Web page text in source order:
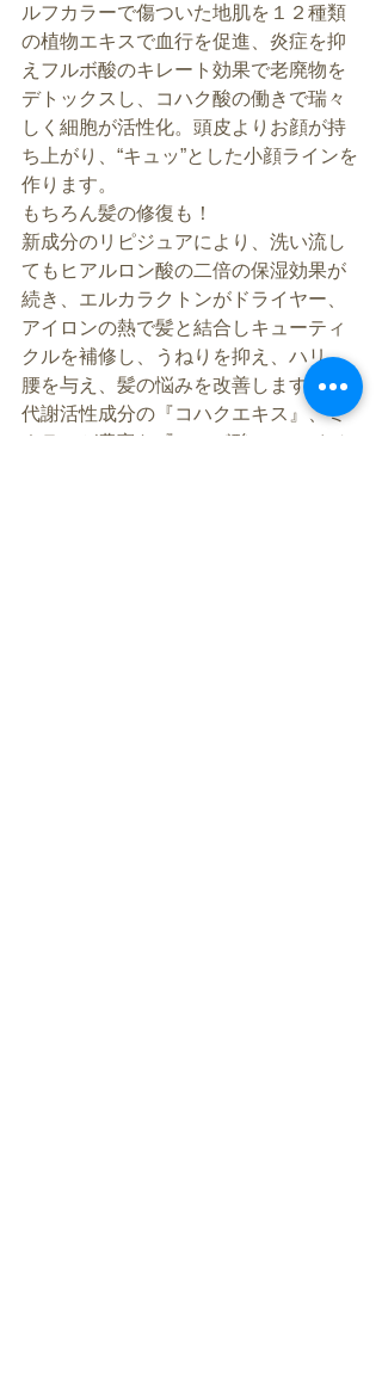
ルフカラーで傷ついた地肌を１２種類
の植物エキスで血行を促進、炎症を抑
えフルボ酸のキレート効果で老廃物を
デトックスし、コハク酸の働きで瑞々
しく細胞が活性化。頭皮よりお顔が持
ち上がり、“キュッ”とした小顔ラインを
作ります。
もちろん髪の修復も！
新成分のリピジュアにより、洗い流し
てもヒアルロン酸の二倍の保湿効果が
続き、エルカラクトンがドライヤー、
アイロンの熱で髪と結合しキューティ
クルを補修し、うねりを抑え、ハリ、
腰を与え、髪の悩みを改善します。
代謝活性成分の『コハクエキス』、ミ
ネラルが豊富な『フルボ酸』、エイジ